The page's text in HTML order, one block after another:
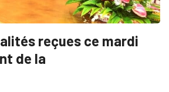
reçues ce mardi
de la